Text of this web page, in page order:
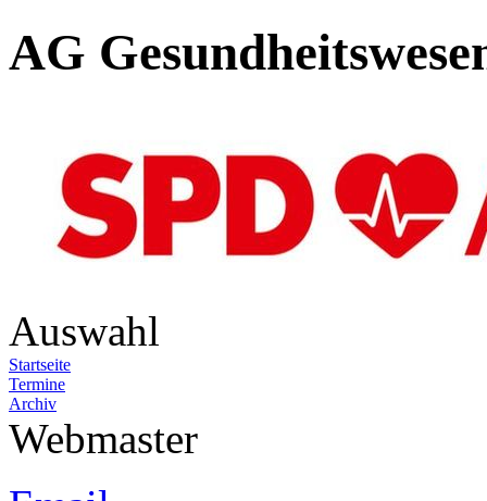
AG
Auswahl
Startseite
Termine
Archiv
Webmaster